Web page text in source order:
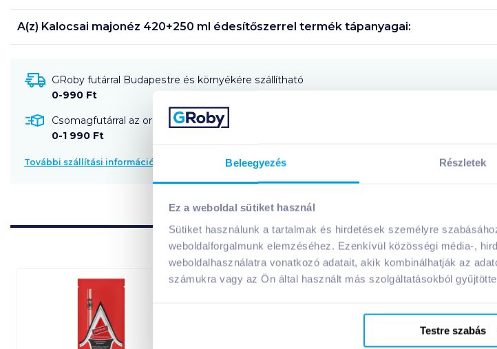
Beleegyezés Részletek
Ez a weboldal sütiket használ
Sütiket használunk a tartalmak és hirdetések személyre
weboldalforgalmunk elemzéséhez. Ezenkívül közösségi média-,
weboldalhasználatra vonatkozó adatait, akik kombinálhatják az
számukra vagy az Ön által használt más szolgáltatásokból
Testre szabás
A(z) Kalocsai majonéz 420+250 ml édesítőszerrel termék tápanyagai:
GRoby futárral Budapestre és környékére szállítható
0-990 Ft
Csomagfutárral az ország egész területére szállítható!
0-1 990 Ft
További szállítási információk